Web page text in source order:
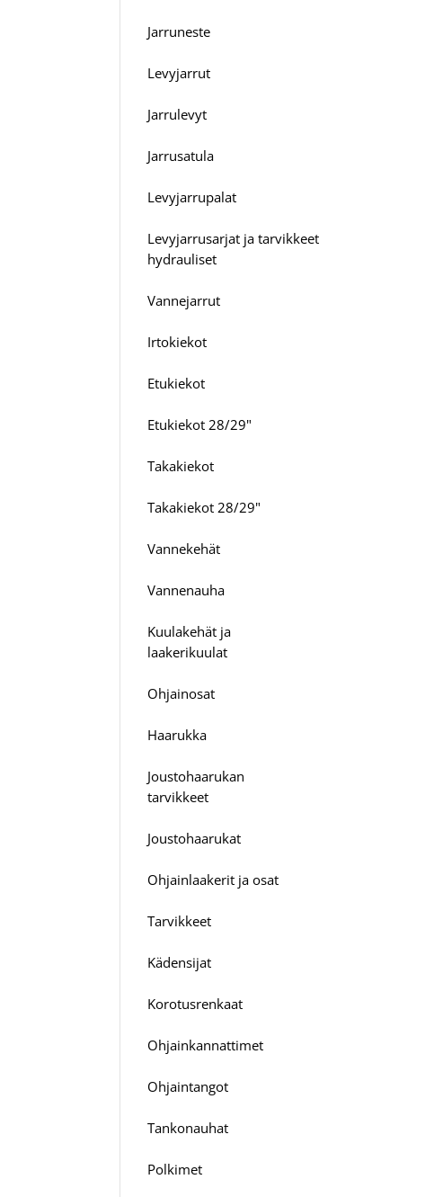
Jarruneste
Levyjarrut
Jarrulevyt
Jarrusatula
Levyjarrupalat
Levyjarrusarjat ja tarvikkeet
hydrauliset
Vannejarrut
Irtokiekot
Etukiekot
Etukiekot 28/29"
Takakiekot
Takakiekot 28/29"
Vannekehät
Vannenauha
Kuulakehät ja
laakerikuulat
Ohjainosat
Haarukka
Joustohaarukan
tarvikkeet
Joustohaarukat
Ohjainlaakerit ja osat
Tarvikkeet
Kädensijat
Korotusrenkaat
Ohjainkannattimet
Ohjaintangot
Tankonauhat
Polkimet